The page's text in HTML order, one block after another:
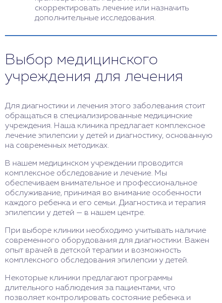
скорректировать лечение или назначить
дополнительные исследования.
Выбор медицинского
учреждения для лечения
Для диагностики и лечения этого заболевания стоит
обращаться в специализированные медицинские
учреждения. Наша клиника предлагает комплексное
лечение эпилепсии у детей и диагностику, основанную
на современных методиках.
В нашем медицинском учреждении проводится
комплексное обследование и лечение. Мы
обеспечиваем внимательное и профессиональное
обслуживание, принимая во внимание особенности
каждого ребенка и его семьи. Диагностика и терапия
эпилепсии у детей — в нашем центре.
При выборе клиники необходимо учитывать наличие
современного оборудования для диагностики. Важен
опыт врачей в детской терапии и возможность
комплексного обследования эпилепсии у детей.
Некоторые клиники предлагают программы
длительного наблюдения за пациентами, что
позволяет контролировать состояние ребенка и